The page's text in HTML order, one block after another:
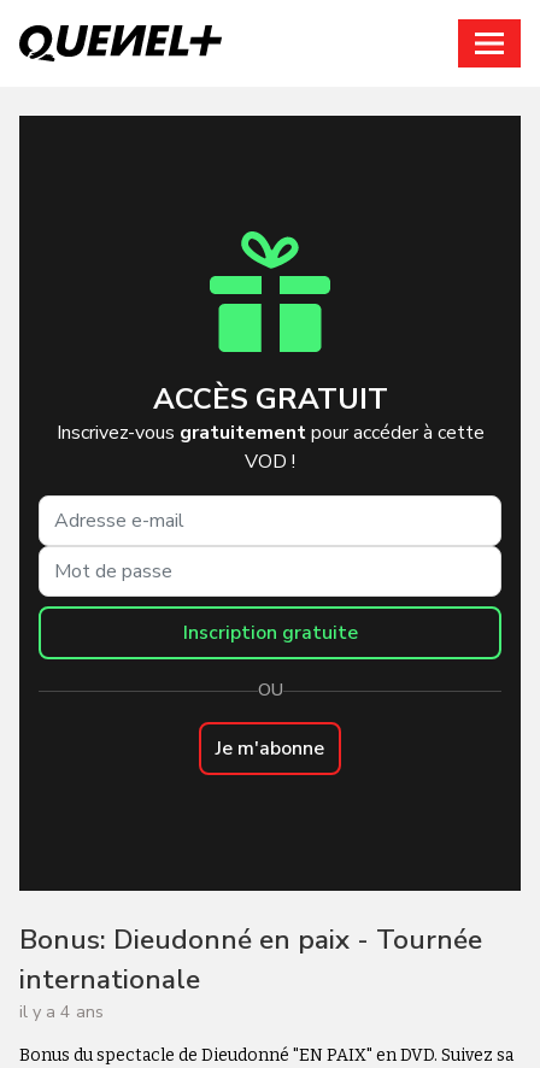
ACCÈS GRATUIT
Inscrivez-vous gratuitementpour accéder à cette
VOD !
Inscription gratuite
OU
Je m'abonne
Bonus: Dieudonné en paix - Tournée
internationale
il y a 4 ans
Bonus du spectacle de Dieudonné "EN PAIX" en DVD. Suivez sa